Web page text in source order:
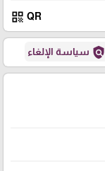
QR
qr_code
policy سياسة الإلغاء